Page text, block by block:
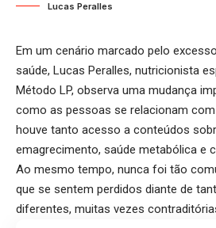
Lucas Peralles
Em um cenário marcado pelo
saúde, Lucas Peralles, nutricionista
Método LP, observa uma mudança
como as pessoas se relacionam
houve tanto acesso a conteúdos
emagrecimento, saúde metabólica e
Ao mesmo tempo, nunca foi tão
que se sentem perdidos diante de
diferentes, muitas vezes